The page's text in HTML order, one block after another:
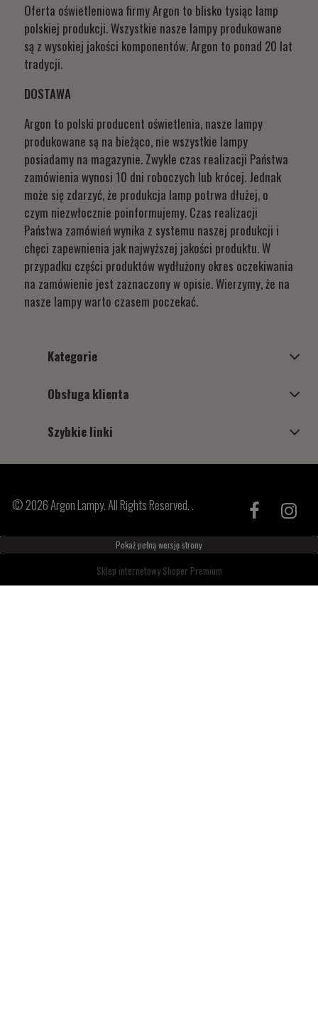
Oferta oświetleniowa firmy Argon to blisko tysiąc lamp
polskiej produkcji. Wszystkie nasze lampy produkowane
są z wysokiej jakości komponentów. Argon to ponad 20 lat
tradycji.
DOSTAWA
Argon to polski producent oświetlenia, nasze lampy
produkowane są na bieżąco, nie wszystkie lampy
posiadamy na magazynie. Zwykle czas realizacji Państwa
zamówienia wynosi 10 dni roboczych lub krócej. Jednak
może się zdarzyć, że produkcja lamp potrwa dłużej, o
czym niezwłocznie poinformujemy. Czas realizacji
Państwa zamówień wynika z systemu naszej produkcji i
chęci zapewnienia jak najwyższej jakości produktu. W
przypadku części produktów wydłużony okres oczekiwania
na zamówienie jest zaznaczony w opisie. Wierzymy, że na
nasze lampy warto czasem poczekać.
Kategorie
Obsługa klienta
Szybkie linki
© 2026 Argon Lampy. All Rights Reserved. .
Pokaż pełną wersję strony
Sklep internetowy Shoper Premium